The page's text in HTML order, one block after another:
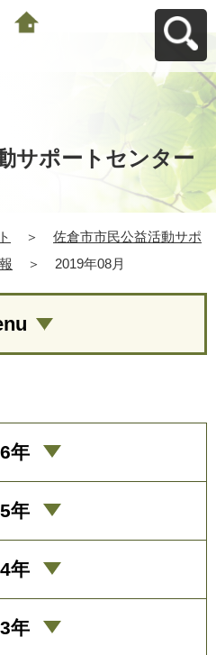
サポートセンター
＞
佐倉市市民公益活動サポ
＞ 2019年08月
年
年
年
年